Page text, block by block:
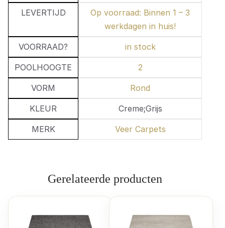
LEVERTIJD
Op voorraad: Binnen 1 – 3
werkdagen in huis!
VOORRAAD? in stock
POOLHOOGTE 2
VORM Rond
KLEUR Creme;Grijs
MERK Veer Carpets
Gerelateerde producten